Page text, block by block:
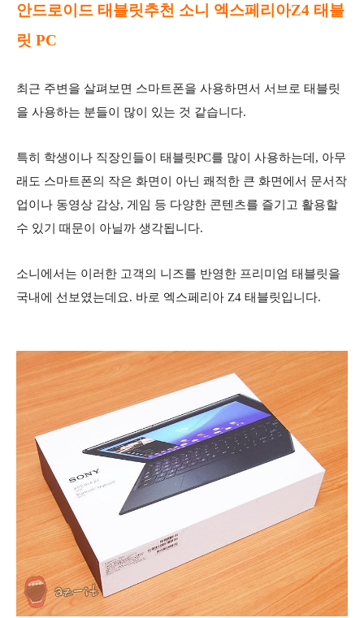
안드로이드 태블릿추천 소니 엑스페리아Z4 태블
릿 PC
최근 주변을 살펴보면 스마트폰을 사용하면서 서브로 태블릿
을 사용하는 분들이 많이 있는 것 같습니다.
특히 학생이나 직장인들이 태블릿PC를 많이 사용하는데, 아무
래도 스마트폰의 작은 화면이 아닌 쾌적한 큰 화면에서 문서작
업이나 동영상 감상, 게임 등 다양한 콘텐츠를 즐기고 활용할
수 있기 때문이 아닐까 생각됩니다.
소니에서는 이러한 고객의 니즈를 반영한 프리미엄 태블릿을
국내에 선보였는데요. 바로 엑스페리아 Z4 태블릿입니다.